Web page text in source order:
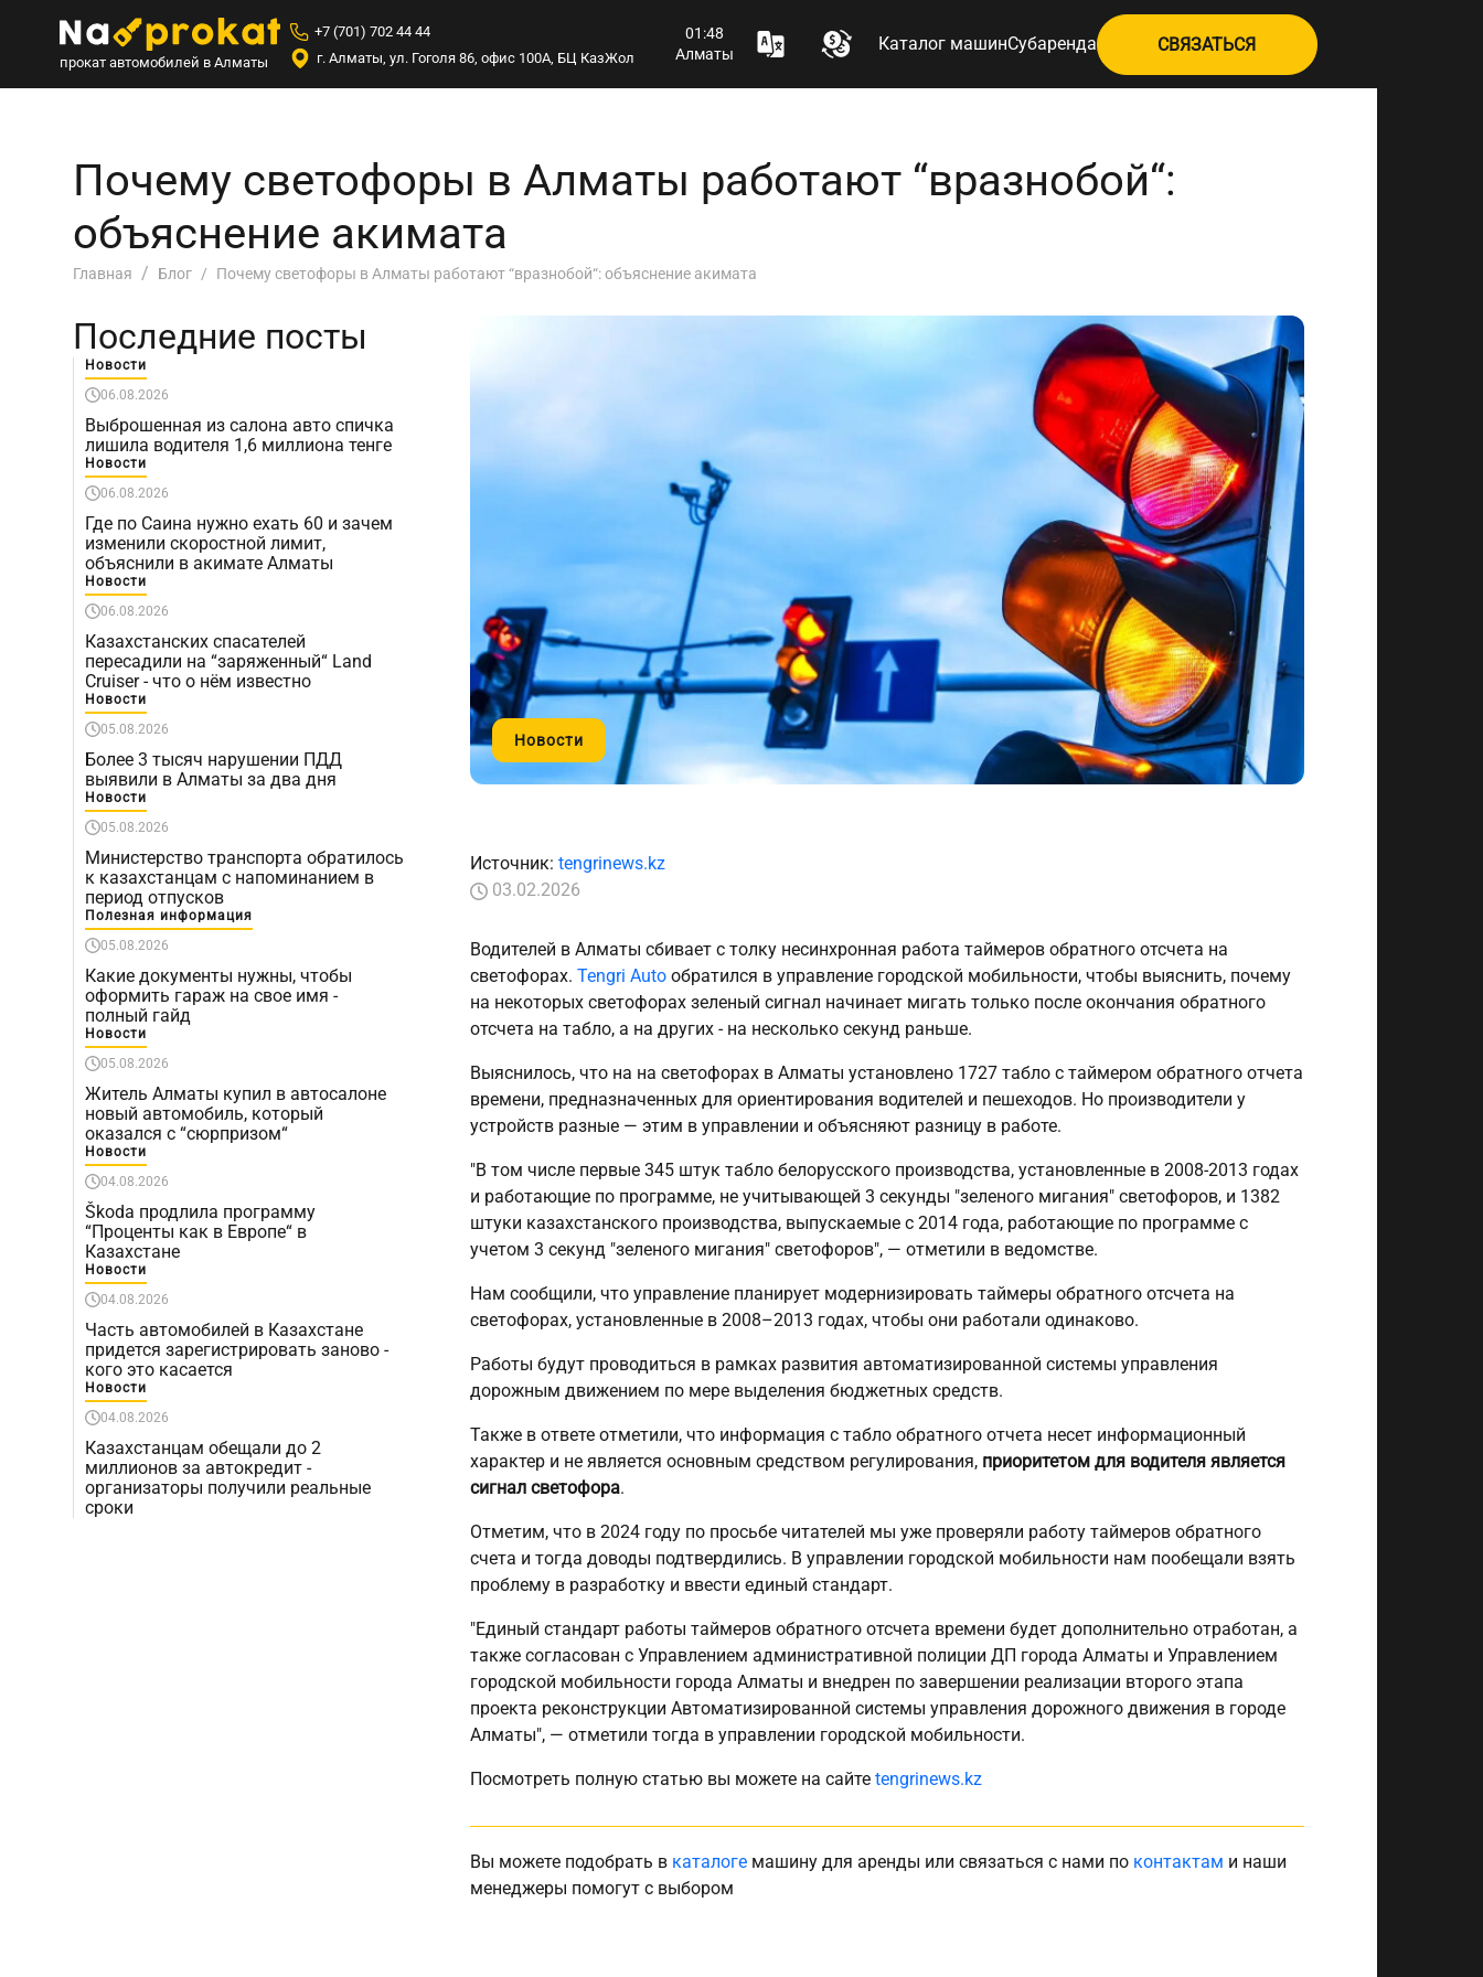
прокат автомобилей в Алматы
+7 (701) 702 44 44
г. Алматы, ул. Гоголя 86, офис 100А, БЦ КазЖол
01:48
Алматы
Каталог машинСубаренда СВЯЗАТЬСЯ
Почему светофоры в Алматы работают “вразнобой“:
объяснение акимата
Главная Блог Почему светофоры в Алматы работают “вразнобой“: объяснение акимата
Последние посты
Новости
06.08.2026
Выброшенная из салона авто спичка
лишила водителя 1,6 миллиона тенге
Новости
06.08.2026
Где по Саина нужно ехать 60 и зачем
изменили скоростной лимит,
объяснили в акимате Алматы
Новости
06.08.2026
Казахстанских спасателей
пересадили на “заряженный“ Land
Cruiser - что о нём известно
Новости
05.08.2026
Более 3 тысяч нарушении ПДД
выявили в Алматы за два дня
Новости
05.08.2026
Министерство транспорта обратилось
к казахстанцам с напоминанием в
период отпусков
Полезная информация
05.08.2026
Какие документы нужны, чтобы
оформить гараж на свое имя -
полный гайд
Новости
05.08.2026
Житель Алматы купил в автосалоне
новый автомобиль, который
оказался с “сюрпризом“
Новости
04.08.2026
Škoda продлила программу
“Проценты как в Европе“ в
Казахстане
Новости
04.08.2026
Часть автомобилей в Казахстане
придется зарегистрировать заново -
кого это касается
Новости
04.08.2026
Казахстанцам обещали до 2
миллионов за автокредит -
организаторы получили реальные
сроки
Новости
Источник: tengrinews.kz
03.02.2026
Водителей в Алматы сбивает с толку несинхронная работа таймеров обратного отсчета на
светофорах. Tengri Auto обратился в управление городской мобильности, чтобы выяснить, почему
на некоторых светофорах зеленый сигнал начинает мигать только после окончания обратного
отсчета на табло, а на других - на несколько секунд раньше.
Выяснилось, что на на светофорах в Алматы установлено 1727 табло с таймером обратного отчета
времени, предназначенных для ориентирования водителей и пешеходов. Но производители у
устройств разные — этим в управлении и объясняют разницу в работе.
"В том числе первые 345 штук табло белорусского производства, установленные в 2008-2013 годах
и работающие по программе, не учитывающей 3 секунды "зеленого мигания" светофоров, и 1382
штуки казахстанского производства, выпускаемые с 2014 года, работающие по программе с
учетом 3 секунд "зеленого мигания" светофоров", — отметили в ведомстве.
Нам сообщили, что управление планирует модернизировать таймеры обратного отсчета на
светофорах, установленные в 2008–2013 годах, чтобы они работали одинаково.
Работы будут проводиться в рамках развития автоматизированной системы управления
дорожным движением по мере выделения бюджетных средств.
Также в ответе отметили, что информация с табло обратного отчета несет информационный
характер и не является основным средством регулирования, приоритетом для водителя является
сигнал светофора.
Отметим, что в 2024 году по просьбе читателей мы уже проверяли работу таймеров обратного
счета и тогда доводы подтвердились. В управлении городской мобильности нам пообещали взять
проблему в разработку и ввести единый стандарт.
"Единый стандарт работы таймеров обратного отсчета времени будет дополнительно отработан, а
также согласован с Управлением административной полиции ДП города Алматы и Управлением
городской мобильности города Алматы и внедрен по завершении реализации второго этапа
проекта реконструкции Автоматизированной системы управления дорожного движения в городе
Алматы", — отметили тогда в управлении городской мобильности.
Посмотреть полную статью вы можете на сайте tengrinews.kz
Вы можете подобрать в каталоге машину для аренды или связаться с нами по контактам и наши
менеджеры помогут с выбором